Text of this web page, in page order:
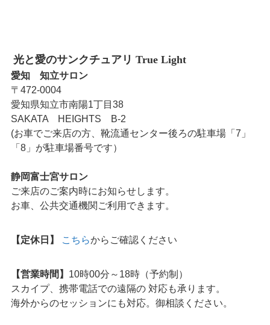
光と愛のサンクチュアリ True Light
愛知 知立サロン
〒472-0004
愛知県知立市南陽1丁目38
SAKATA HEIGHTS B-2
(お車でご来店の方、靴流通センター後ろの駐車場「7」
「8」が駐車場番号です）
静岡富士宮サロン
ご来店のご案内時にお知らせします。
お車、公共交通機関ご利用できます。
【定休日】 こちらからご確認ください
【営業時間】 10時00分～18時（予約制）
スカイプ、携帯電話での遠隔の 対応も承ります。
海外からのセッションにも対応。御相談ください。